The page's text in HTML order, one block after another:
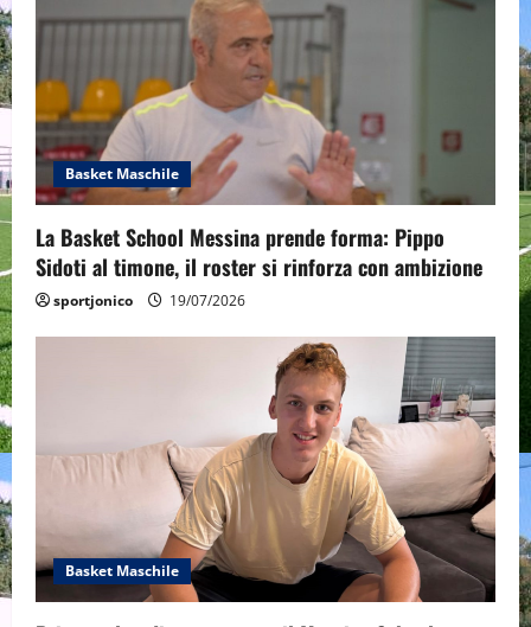
Basket Maschile
La Basket School Messina prende forma: Pippo
Sidoti al timone, il roster si rinforza con ambizione
sportjonico 19/07/2026
Basket Maschile